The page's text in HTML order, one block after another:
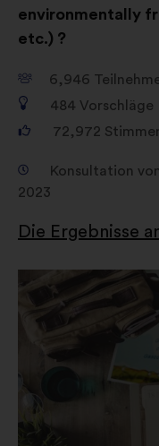
environmentally
etc.) ?
6,946
484 Vorschläge
72,972
Konsultation
2023
Die Ergebnisse
einem
neuen
öffnen